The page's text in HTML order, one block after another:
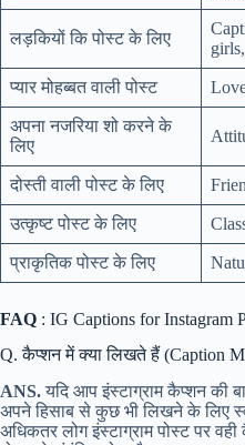
लड़कियों कि पोस्ट के लिए
girls,
प्यार मोहब्बत वाली पोस्ट
अपना नजरिया शो करने के
लिए
दोस्ती वाली पोस्ट के लिए
उत्कृष्ट पोस्ट के लिए
प्राकृतिक पोस्ट के लिए
FAQ : IG Captions for Instagram
Q. कैप्शन में क्या लिखते हैं (Caption
ANS.यदि आप इंस्टाग्राम कैप्शन की
अपने हिसाब से कुछ भी लिखने के लिए
अधिकतर लोग इंस्टाग्राम पोस्ट पर